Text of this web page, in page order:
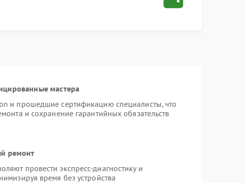
мастера
и прошедшие сертификацию специалисты, что
и сохранение гарантийных обязательств
ремонт
провести экспресс-диагностику и
время без устройства